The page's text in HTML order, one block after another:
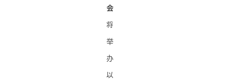
会
将
举
办
以